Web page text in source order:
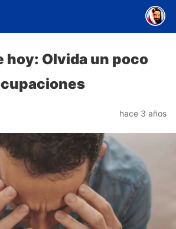
hoy: Olvida un poco
hace 3 años